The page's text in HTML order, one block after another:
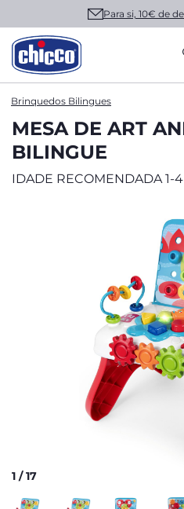
Para si, 10€ de
Brinquedos Bilingues
MESA DE ART
BILINGUE
IDADE RECOMENDADA 1-
1 /17